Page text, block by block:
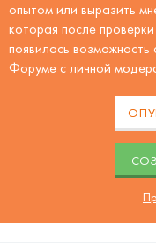
опытом или выразить
которая после
появилась возможность
Форуме с личной